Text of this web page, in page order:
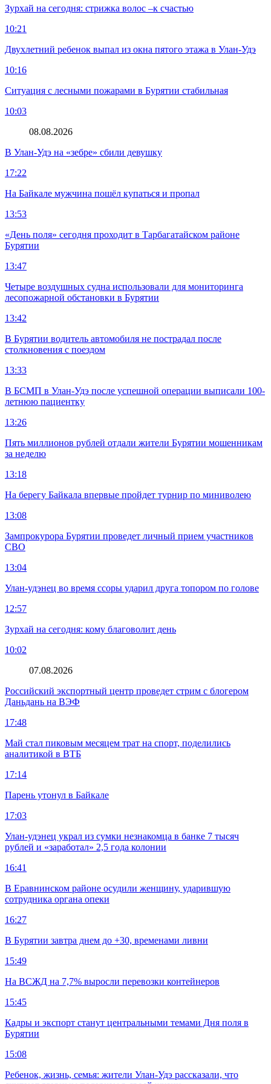
Зурхай на сегодня: стрижка волос –к счастью
10:21
Двухлетний ребенок выпал из окна пятого этажа в Улан-Удэ
10:16
Ситуация с лесными пожарами в Бурятии стабильная
10:03
08.08.2026
В Улан-Удэ на «зебре» сбили девушку
17:22
На Байкале мужчина пошёл купаться и пропал
13:53
«День поля» сегодня проходит в Тарбагатайском районе
Бурятии
13:47
Четыре воздушных судна использовали для мониторинга
лесопожарной обстановки в Бурятии
13:42
В Бурятии водитель автомобиля не пострадал после
столкновения с поездом
13:33
В БСМП в Улан-Удэ после успешной операции выписали 100-
летнюю пациентку
13:26
Пять миллионов рублей отдали жители Бурятии мошенникам
за неделю
13:18
На берегу Байкала впервые пройдет турнир по миниволею
13:08
Зампрокурора Бурятии проведет личный прием участников
СВО
13:04
Улан-удэнец во время ссоры ударил друга топором по голове
12:57
Зурхай на сегодня: кому благоволит день
10:02
07.08.2026
Российский экспортный центр проведет стрим с блогером
Даньдань на ВЭФ
17:48
Май стал пиковым месяцем трат на спорт, поделились
аналитикой в ВТБ
17:14
Парень утонул в Байкале
17:03
Улан-удэнец украл из сумки незнакомца в банке 7 тысяч
рублей и «заработал» 2,5 года колонии
16:41
В Еравнинском районе осудили женщину, ударившую
сотрудника органа опеки
16:27
В Бурятии завтра днем до +30, временами ливни
15:49
На ВСЖД на 7,7% выросли перевозки контейнеров
15:45
Кадры и экспорт станут центральными темами Дня поля в
Бурятии
15:08
Ребенок, жизнь, семья: жители Улан-Удэ рассказали, что